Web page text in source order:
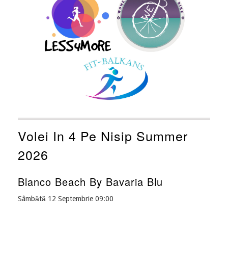
Volei In 4 Pe Nisip Summer
2026
Blanco Beach By Bavaria Blu
Sâmbătă 12 Septembrie 09:00